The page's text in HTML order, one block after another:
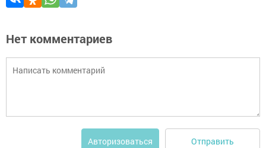
Нет комментариев
Авторизоваться Отправить